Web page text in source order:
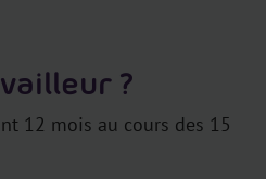
?
12 mois au cours des 15